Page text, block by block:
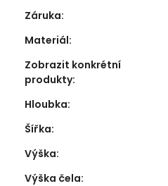
Záruka:
Materiál:
Zobrazit konkrétní
produkty:
Hloubka:
Šířka:
Výška:
Výška čela: